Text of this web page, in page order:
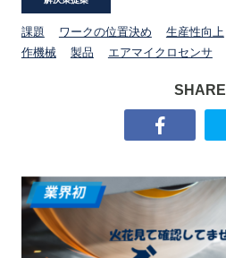
課題 ワークの位置決め 生産性向上
作機械
製品 エアマイクロセンサ
SHARE